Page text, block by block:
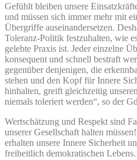
Gefühlt bleiben unsere
und müssen sich immer mehr mit
Übergriffe auseinandersetzen.
Toleranz-Politik festzuhalten, wie
gelebte Praxis ist. Jeder einzelne
konsequent und schnell bestraft
gegenüber denjenigen, die
stehen und den Kopf für Innere
hinhalten, greift gleichzeitig
niemals toleriert werden“, so der
Wertschätzung und Respekt sind
unserer Gesellschaft halten
erhalten unsere Innere Sicherheit
freiheitlich demokratischen Lebens.